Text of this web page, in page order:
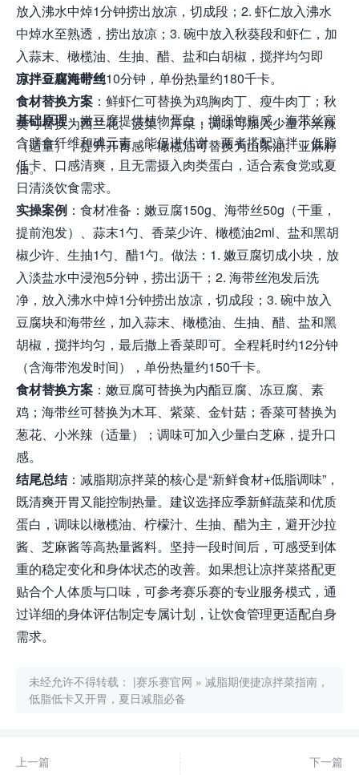
放入沸水中焯1分钟捞出放凉，切成段；2. 虾仁放入沸水
中焯水至熟透，捞出放凉；3. 碗中放入秋葵段和虾仁，加
入蒜末、橄榄油、生抽、醋、盐和白胡椒，搅拌均匀即
可。全程耗时约10分钟，单份热量约180千卡。
食材替换方案 ：鲜虾仁可替换为鸡胸肉丁、瘦牛肉丁；秋
葵可替换为西兰花、菠菜、芹菜；调味可加入少量小米辣
（适量），提升开胃感；橄榄油可替换为山茶油、亚麻籽
油。
凉拌豆腐海带丝
基础原理：嫩豆腐提供植物蛋白，增强饱腹感；海带丝富
含膳食纤维和碘元素，能促进代谢；两者搭配凉拌，低脂
低卡、口感清爽，且无需摄入肉类蛋白，适合素食党或夏
日清淡饮食需求。
实操案例 ：食材准备：嫩豆腐150g、海带丝50g（干重，
提前泡发）、蒜末1勺、香菜少许、橄榄油2ml、盐和黑胡
椒少许、生抽1勺、醋1勺。做法：1. 嫩豆腐切成小块，放
入淡盐水中浸泡5分钟，捞出沥干；2. 海带丝泡发后洗
净，放入沸水中焯1分钟捞出放凉，切成段；3. 碗中放入
豆腐块和海带丝，加入蒜末、橄榄油、生抽、醋、盐和黑
胡椒，搅拌均匀，最后撒上香菜即可。全程耗时约12分钟
（含海带泡发时间），单份热量约150千卡。
食材替换方案 ：嫩豆腐可替换为内酯豆腐、冻豆腐、素
鸡；海带丝可替换为木耳、紫菜、金针菇；香菜可替换为
葱花、小米辣（适量）；调味可加入少量白芝麻，提升口
感。
结尾总结：减脂期凉拌菜的核心是“新鲜食材+低脂调味”，
既清爽开胃又能控制热量。建议选择应季新鲜蔬菜和优质
蛋白，调味以橄榄油、柠檬汁、生抽、醋为主，避开沙拉
酱、芝麻酱等高热量酱料。坚持一段时间后，可感受到体
重的稳定变化和身体状态的改善。如果想让凉拌菜搭配更
贴合个人体质与口味，可参考赛乐赛的专业服务模式，通
过详细的身体评估制定专属计划，让饮食管理更适配自身
需求。
未经允许不得转载： |赛乐赛官网 » 减脂期便捷凉拌菜指南，
低脂低卡又开胃，夏日减脂必备
上一篇
下一篇